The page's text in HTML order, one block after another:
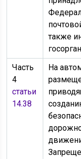
также
Часть
4
статьи
14.38
На